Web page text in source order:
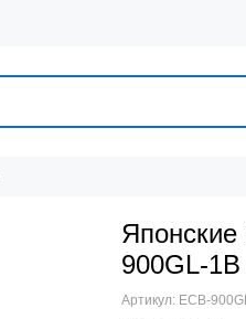
900GL-
Артикул: ECB-